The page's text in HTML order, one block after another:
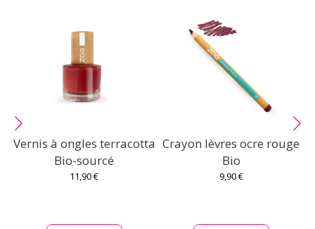
Vernis à ongles terracotta
Bio-sourcé
11,90 €
Crayon lèvres ocre rouge
Bio
9,90 €